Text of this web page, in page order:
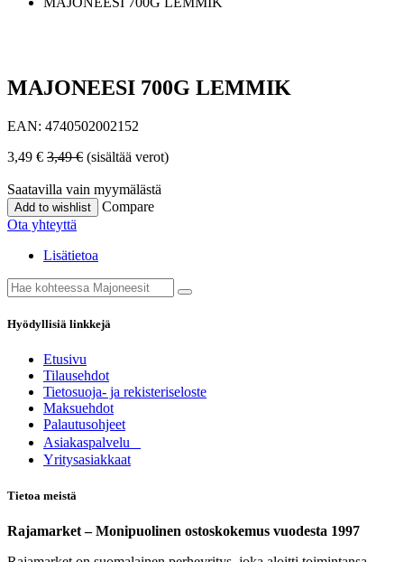
MAJONEESI 700G LEMMIK
EAN: 4740502002152
3,49 € 3,49€ (sisältää verot)
Saatavilla vain myymälästä
Add to wishlist
Compare
Ota yhteyttä
Lisätietoa
Hyödyllisiä linkkejä
Etusivu
Tilausehdot
Tietosuoja- ja rekisteriseloste
Maksuehdot
Palautusohjeet
Asia​k​aspalvelu
​Yritysasiakkaat
Tietoa meistä
Rajamarket – Monipuolinen ostoskokemus vuodesta 1997